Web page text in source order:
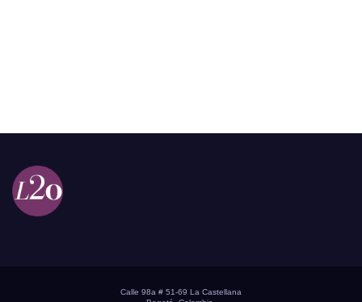
Calle 98a # 51-69 La Castellana